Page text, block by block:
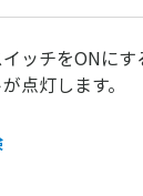
ッチをONにす
点灯します。